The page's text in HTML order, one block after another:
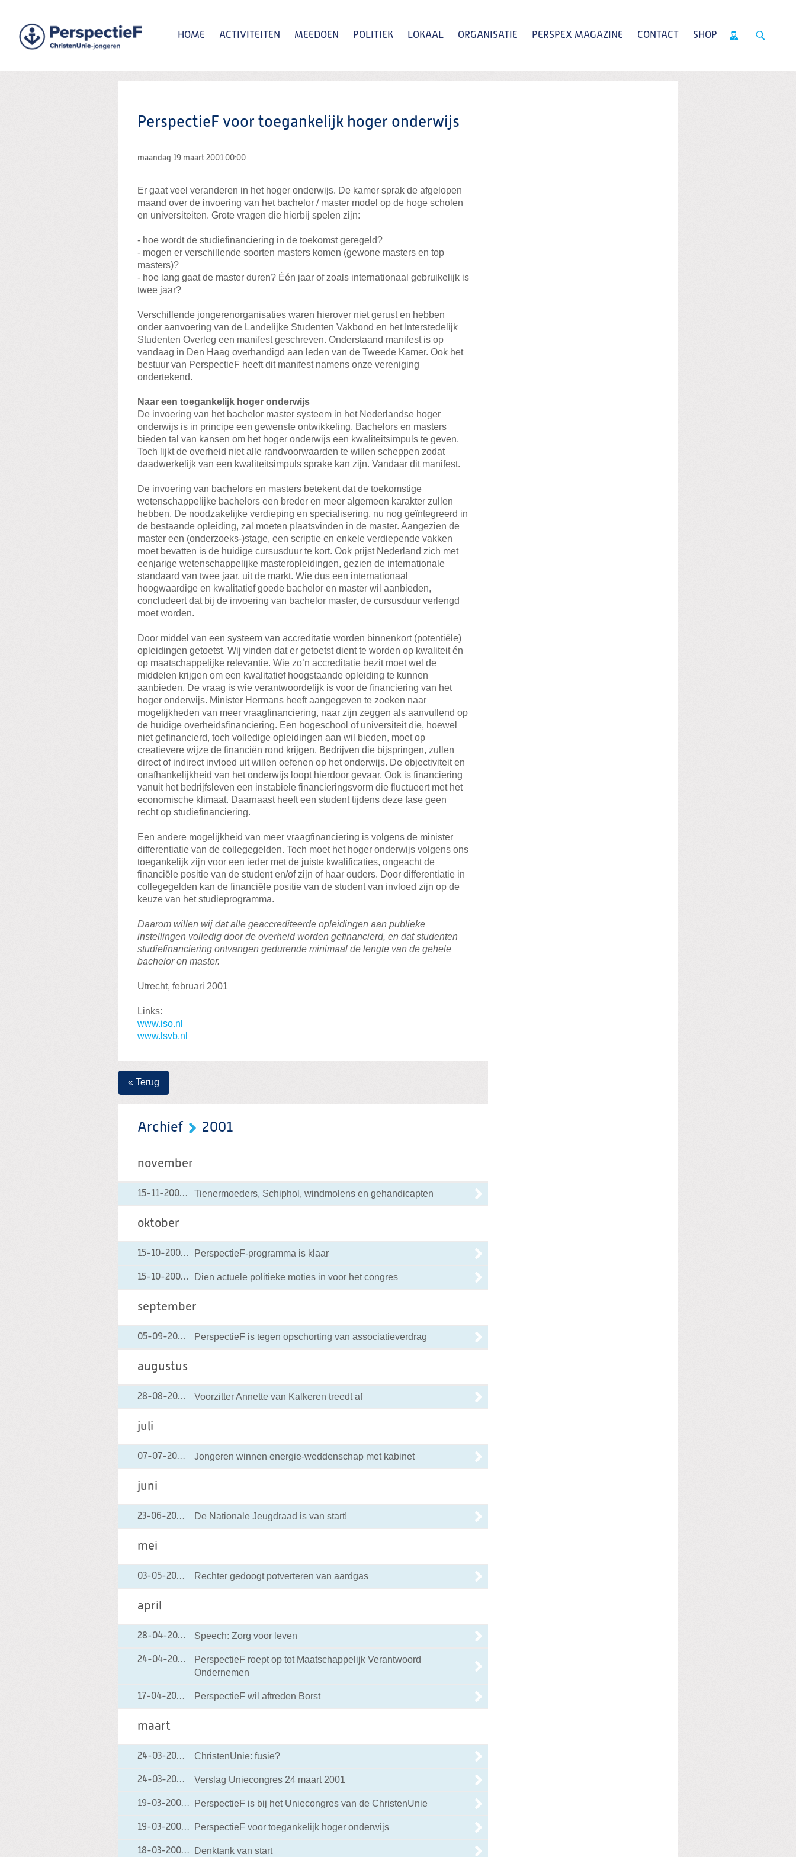
Spring
naar
HOME ACTIVITEITEN MEEDOEN POLITIEK LOKAAL ORGANISATIE PERSPEX MAGAZINE CONTACT SHOP
PerspectieF voor toegankelijk hoger onderwijs
maandag 19 maart 200100:00
Er gaat veel veranderen in het hoger onderwijs. De kamer sprak de afgelopen
maand over de invoering van het bachelor / master model op de hoge scholen
en universiteiten. Grote vragen die hierbij spelen zijn:
- hoe wordt de studiefinanciering in de toekomst geregeld?
- mogen er verschillende soorten masters komen (gewone masters en top
masters)?
- hoe lang gaat de master duren? Één jaar of zoals internationaal gebruikelijk is
twee jaar?
Verschillende jongerenorganisaties waren hierover niet gerust en hebben
onder aanvoering van de Landelijke Studenten Vakbond en het Interstedelijk
Studenten Overleg een manifest geschreven. Onderstaand manifest is op
vandaag in Den Haag overhandigd aan leden van de Tweede Kamer. Ook het
bestuur van PerspectieF heeft dit manifest namens onze vereniging
ondertekend.
Naar een toegankelijk hoger onderwijs
De invoering van het bachelor master systeem in het Nederlandse hoger
onderwijs is in principe een gewenste ontwikkeling. Bachelors en masters
bieden tal van kansen om het hoger onderwijs een kwaliteitsimpuls te geven.
Toch lijkt de overheid niet alle randvoorwaarden te willen scheppen zodat
daadwerkelijk van een kwaliteitsimpuls sprake kan zijn. Vandaar dit manifest.
De invoering van bachelors en masters betekent dat de toekomstige
wetenschappelijke bachelors een breder en meer algemeen karakter zullen
hebben. De noodzakelijke verdieping en specialisering, nu nog geïntegreerd in
de bestaande opleiding, zal moeten plaatsvinden in de master. Aangezien de
master een (onderzoeks-)stage, een scriptie en enkele verdiepende vakken
moet bevatten is de huidige cursusduur te kort. Ook prijst Nederland zich met
eenjarige wetenschappelijke masteropleidingen, gezien de internationale
standaard van twee jaar, uit de markt. Wie dus een internationaal
hoogwaardige en kwalitatief goede bachelor en master wil aanbieden,
concludeert dat bij de invoering van bachelor master, de cursusduur verlengd
moet worden.
Door middel van een systeem van accreditatie worden binnenkort (potentiële)
opleidingen getoetst. Wij vinden dat er getoetst dient te worden op kwaliteit én
op maatschappelijke relevantie. Wie zo’n accreditatie bezit moet wel de
middelen krijgen om een kwalitatief hoogstaande opleiding te kunnen
aanbieden. De vraag is wie verantwoordelijk is voor de financiering van het
hoger onderwijs. Minister Hermans heeft aangegeven te zoeken naar
mogelijkheden van meer vraagfinanciering, naar zijn zeggen als aanvullend op
de huidige overheidsfinanciering. Een hogeschool of universiteit die, hoewel
niet gefinancierd, toch volledige opleidingen aan wil bieden, moet op
creatievere wijze de financiën rond krijgen. Bedrijven die bijspringen, zullen
direct of indirect invloed uit willen oefenen op het onderwijs. De objectiviteit en
onafhankelijkheid van het onderwijs loopt hierdoor gevaar. Ook is financiering
vanuit het bedrijfsleven een instabiele financieringsvorm die fluctueert met het
economische klimaat. Daarnaast heeft een student tijdens deze fase geen
recht op studiefinanciering.
Een andere mogelijkheid van meer vraagfinanciering is volgens de minister
differentiatie van de collegegelden. Toch moet het hoger onderwijs volgens ons
toegankelijk zijn voor een ieder met de juiste kwalificaties, ongeacht de
financiële positie van de student en/of zijn of haar ouders. Door differentiatie in
collegegelden kan de financiële positie van de student van invloed zijn op de
keuze van het studieprogramma.
Daarom willen wij dat alle geaccrediteerde opleidingen aan publieke
instellingen volledig door de overheid worden gefinancierd, en dat studenten
studiefinanciering ontvangen gedurende minimaal de lengte van de gehele
bachelor en master.
Utrecht, februari 2001
Links:
www.iso.nl
www.lsvb.nl
« Terug
Archief 2001
november
15-11-200115-11-2001 00:00
Tienermoeders, Schiphol, windmolens en gehandicapten
oktober
15-10-200115-10-2001 00:00
PerspectieF-programma is klaar
15-10-200115-10-2001 00:00
Dien actuele politieke moties in voor het congres
september
05-09-2001 05-09-2001 00:00
PerspectieF is tegen opschorting van associatieverdrag
augustus
28-08-2001 28-08-2001 00:00
Voorzitter Annette van Kalkeren treedt af
juli
07-07-2001 07-07-2001 00:00
Jongeren winnen energie-weddenschap met kabinet
juni
23-06-2001 23-06-2001 00:00
De Nationale Jeugdraad is van start!
mei
03-05-2001 03-05-2001 00:00
Rechter gedoogt potverteren van aardgas
april
28-04-2001 28-04-2001 00:00
Speech: Zorg voor leven
24-04-2001 24-04-2001 00:00
PerspectieF roept op tot Maatschappelijk Verantwoord
Ondernemen
17-04-2001 17-04-2001 00:00
PerspectieF wil aftreden Borst
maart
24-03-2001 24-03-2001 00:00
ChristenUnie: fusie?
24-03-2001 24-03-2001 00:00
Verslag Uniecongres 24 maart 2001
19-03-200119-03-2001 00:00
PerspectieF is bij het Uniecongres van de ChristenUnie
19-03-200119-03-2001 00:00
PerspectieF voor toegankelijk hoger onderwijs
18-03-200118-03-2001 00:00
Denktank van start